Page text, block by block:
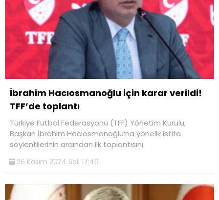
İbrahim Hacıosmanoğlu için karar verildi!
TFF’de toplantı
Türkiye Futbol Federasyonu (TFF) Yönetim Kurulu,
Başkan İbrahim Hacıosmanoğlu‘na yönelik istifa
söylentilerinin ardından ilk toplantısını
26 Kasım 2024 Salı 17:49